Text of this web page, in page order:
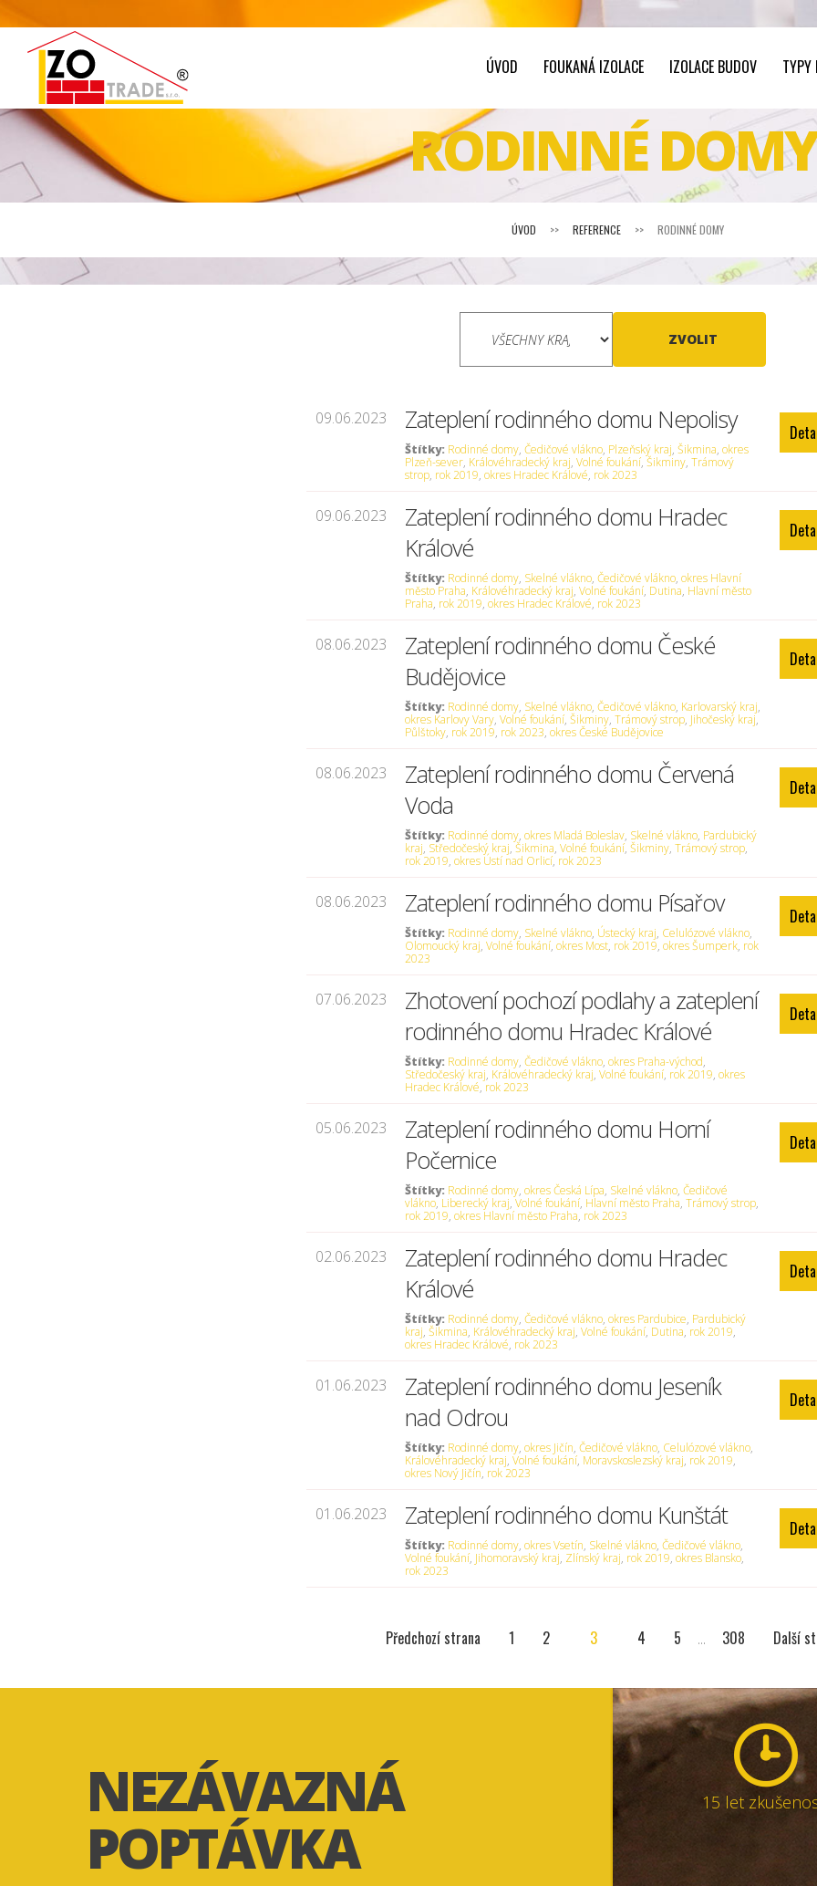
ÚVOD FOUKANÁ IZOLACE IZOLACE BUDOV TYPY
RODINNÉ DOMY
ÚVOD >> REFERENCE >> RODINNÉ DOMY
09.06.2023 Zateplení rodinného domu Nepolisy
Štítky: Rodinné domy, Čedičové vlákno, Plzeňský kraj, Šikmina, okres
Plzeň-sever, Královéhradecký kraj, Volné foukání, Šikminy, Trámový
strop, rok 2019, okres Hradec Králové, rok 2023
09.06.2023
Zateplení rodinného domu Hradec
Králové
Štítky: Rodinné domy, Skelné vlákno, Čedičové vlákno, okres Hlavní
město Praha, Královéhradecký kraj, Volné foukání, Dutina, Hlavní město
Praha, rok 2019, okres Hradec Králové, rok 2023
08.06.2023
Zateplení rodinného domu České
Budějovice
Štítky: Rodinné domy, Skelné vlákno, Čedičové vlákno, Karlovarský kraj,
okres Karlovy Vary, Volné foukání, Šikminy, Trámový strop, Jihočeský kraj,
Půlštoky, rok 2019, rok 2023, okres České Budějovice
08.06.2023
Zateplení rodinného domu Červená
Voda
Štítky: Rodinné domy, okres Mladá Boleslav, Skelné vlákno, Pardubický
kraj, Středočeský kraj, Šikmina, Volné foukání, Šikminy, Trámový strop,
rok 2019, okres Ústí nad Orlicí, rok 2023
08.06.2023 Zateplení rodinného domu Písařov
Štítky: Rodinné domy, Skelné vlákno, Ústecký kraj, Celulózové vlákno,
Olomoucký kraj, Volné foukání, okres Most, rok 2019, okres Šumperk, rok
2023
07.06.2023
Zhotovení pochozí podlahy a zateplení
rodinného domu Hradec Králové
Štítky: Rodinné domy, Čedičové vlákno, okres Praha-východ,
Středočeský kraj, Královéhradecký kraj, Volné foukání, rok 2019, okres
Hradec Králové, rok 2023
05.06.2023
Zateplení rodinného domu Horní
Počernice
Štítky: Rodinné domy, okres Česká Lípa, Skelné vlákno, Čedičové
vlákno, Liberecký kraj, Volné foukání, Hlavní město Praha, Trámový strop,
rok 2019, okres Hlavní město Praha, rok 2023
02.06.2023
Zateplení rodinného domu Hradec
Králové
Štítky: Rodinné domy, Čedičové vlákno, okres Pardubice, Pardubický
kraj, Šikmina, Královéhradecký kraj, Volné foukání, Dutina, rok 2019,
okres Hradec Králové, rok 2023
01.06.2023
Zateplení rodinného domu Jeseník
nad Odrou
Štítky: Rodinné domy, okres Jičín, Čedičové vlákno, Celulózové vlákno,
Královéhradecký kraj, Volné foukání, Moravskoslezský kraj, rok 2019,
okres Nový Jičín, rok 2023
01.06.2023 Zateplení rodinného domu Kunštát
Štítky: Rodinné domy, okres Vsetín, Skelné vlákno, Čedičové vlákno,
Volné foukání, Jihomoravský kraj, Zlínský kraj, rok 2019, okres Blansko,
rok 2023
Předchozí strana 1 2 3 4 5 ... 308 Další
NEZÁVAZNÁ
POPTÁVKA
15 let